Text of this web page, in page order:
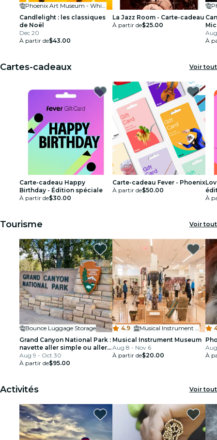
Phoenix Art Museum - Whiteman Hall
Candlelight : les classiques
de Noël
Dec 20
À partir de$43.00
La Jazz Room - Carte-cadeau
À partir de$25.00
À
Cartes-cadeaux Voir tout
Carte-cadeau Happy
Birthday - Édition spéciale
À partir de$30.00
Carte-cadeau Fever - Phoenix
À partir de$50.00
À
Tourisme Voir tout
Bounce Luggage Storage
Grand Canyon National Park :
navette aller simple ou aller-
retour depuis Las Vegas
Aug 9 - Oct 30
À partir de$95.00
4.9 ·
Musical Instrument Museum
Musical Instrument Museum
Aug 8 - Nov 6
À partir de$20.00
À
Activités Voir tout